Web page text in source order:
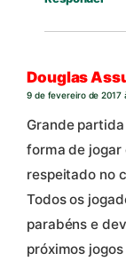
Douglas
9 de fevereiro de 2017
Grande
forma de
respeitado no
Todos os
parabéns e
próximos